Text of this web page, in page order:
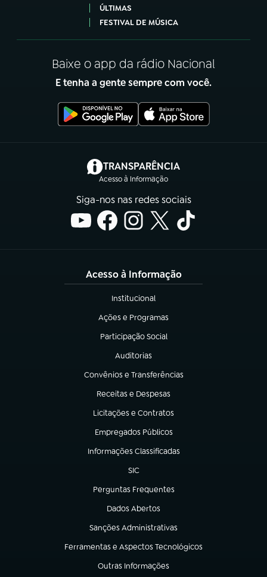
ÚLTIMAS
FESTIVAL DE MÚSICA
Baixe o app da rádio Nacional
E tenha a gente sempre com você.
TRANSPARÊNCIA
Acesso à Informação
(abre em nova aba)
Siga-nos nas redes sociais
Acesso à Informação
Institucional
(abre em nova aba)
Ações e Programas
(abre em nova aba)
Participação Social
(abre em nova aba)
Auditorias
(abre em nova aba)
Convênios e Transferências
(abre em nova aba)
Receitas e Despesas
(abre em nova aba)
Licitações e Contratos
(abre em nova aba)
Empregados Públicos
(abre em nova aba)
Informações Classificadas
(abre em nova aba)
SIC
(abre em nova aba)
Perguntas Frequentes
(abre em nova aba)
Dados Abertos
(abre em nova aba)
Sanções Administrativas
(abre em nova aba)
Ferramentas e Aspectos Tecnológicos
(abre em nova aba)
Outras Informações
(abre em nova aba)